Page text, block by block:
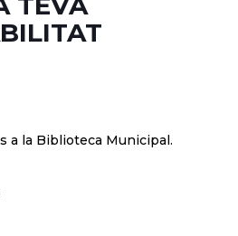
a la Biblioteca Municipal.